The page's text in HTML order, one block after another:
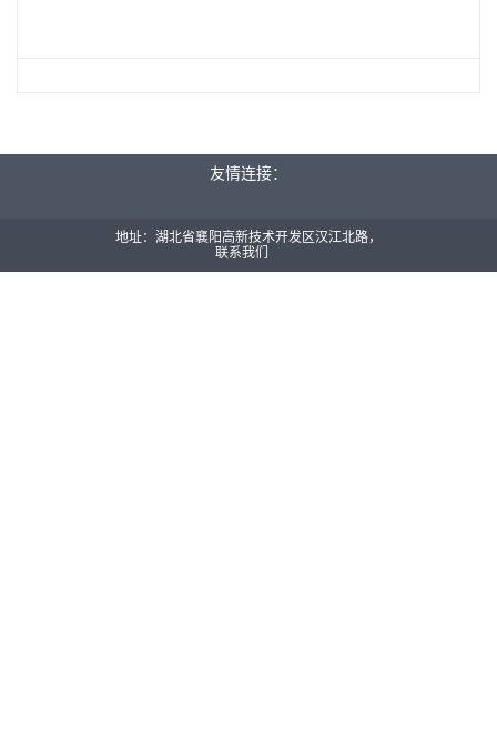
友情连接：
地址：湖北省襄阳高新技术开发区汉江北路，
联系我们